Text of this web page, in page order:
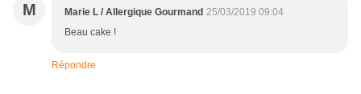
M Marie L / Allergique Gourmand 25/03/2019 09:04
Beau cake !
Répondre